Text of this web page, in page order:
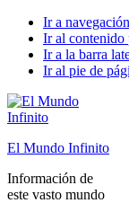
Ir a
Ir al contenido
Ir a la barra
Ir al pie de
El Mundo Infinito
Información de
este vasto mundo